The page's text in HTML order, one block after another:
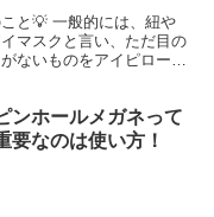
と💡 一般的には、紐や
マスクと言い、ただ目の
ないものをアイピローと
ンホールメガネって
要なのは使い方！